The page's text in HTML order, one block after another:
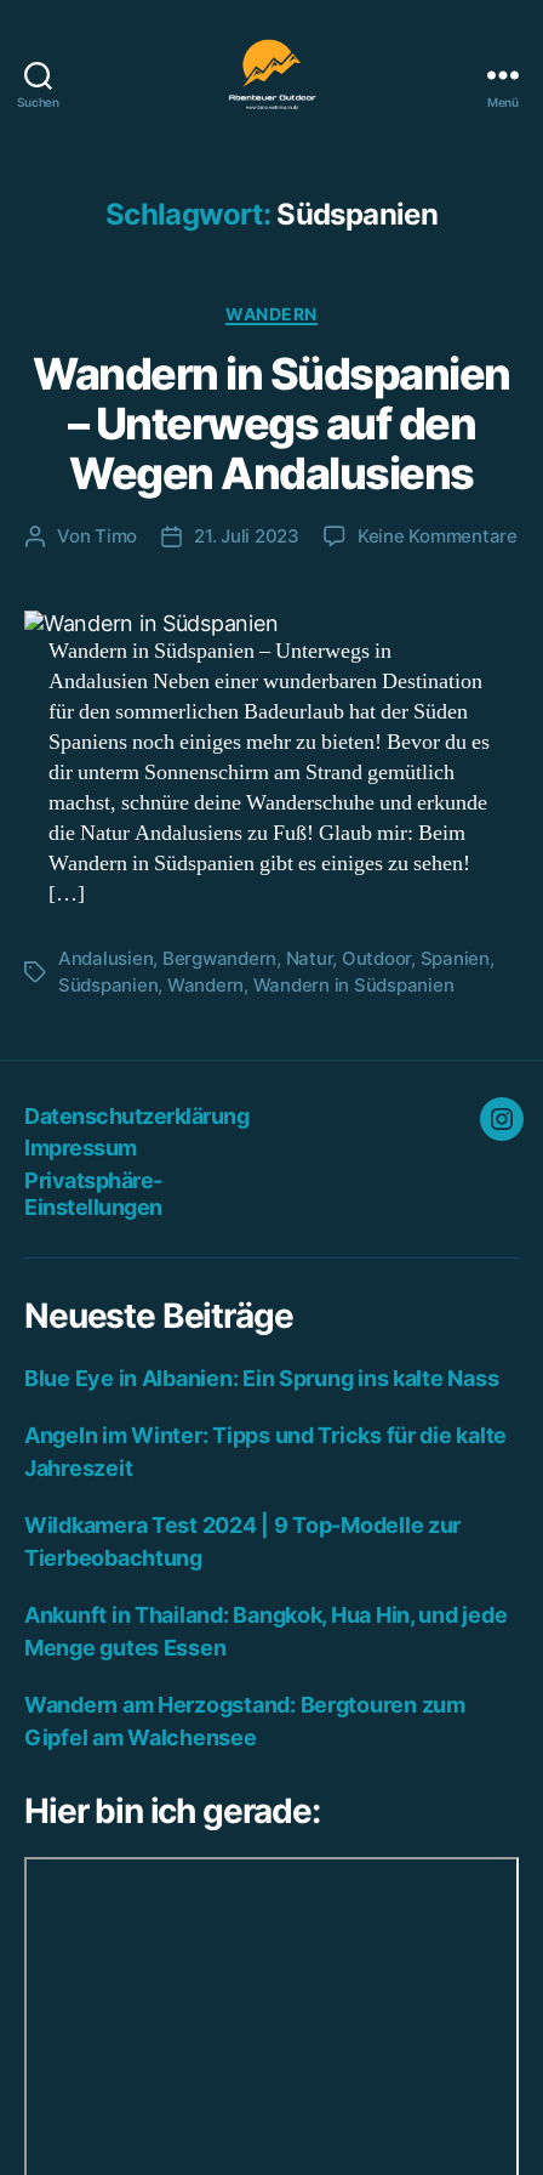
Suchen Menü
Schlagwort: Südspanien
Kategorien
WANDERN
Wandern in Südspanien
– Unterwegs auf den
Wegen Andalusiens
Beitragsautor
VonTimo Beitragsdatum
21. Juli 2023 Keine Kommentarezu
Wandern in Südspanien – Unterwegs in
Andalusien Neben einer wunderbaren Destination
für den sommerlichen Badeurlaub hat der Süden
Spaniens noch einiges mehr zu bieten! Bevor du es
dir unterm Sonnenschirm am Strand gemütlich
machst, schnüre deine Wanderschuhe und erkunde
die Natur Andalusiens zu Fuß! Glaub mir: Beim
Wandern in Südspanien gibt es einiges zu sehen!
[…]
Schlagwörter
Andalusien, Bergwandern, Natur, Outdoor, Spanien,
Südspanien, Wandern, Wandern in Südspanien
Datenschutzerklärung
Impressum
Privatsphäre-
Einstellungen
Neueste Beiträge
Blue Eye in Albanien: Ein Sprung ins kalte Nass
Angeln im Winter: Tipps und Tricks für die kalte
Jahreszeit
Wildkamera Test 2024 | 9 Top-Modelle zur
Tierbeobachtung
Ankunft in Thailand: Bangkok, Hua Hin, und jede
Menge gutes Essen
Wandern am Herzogstand: Bergtouren zum
Gipfel am Walchensee
Hier bin ich gerade: